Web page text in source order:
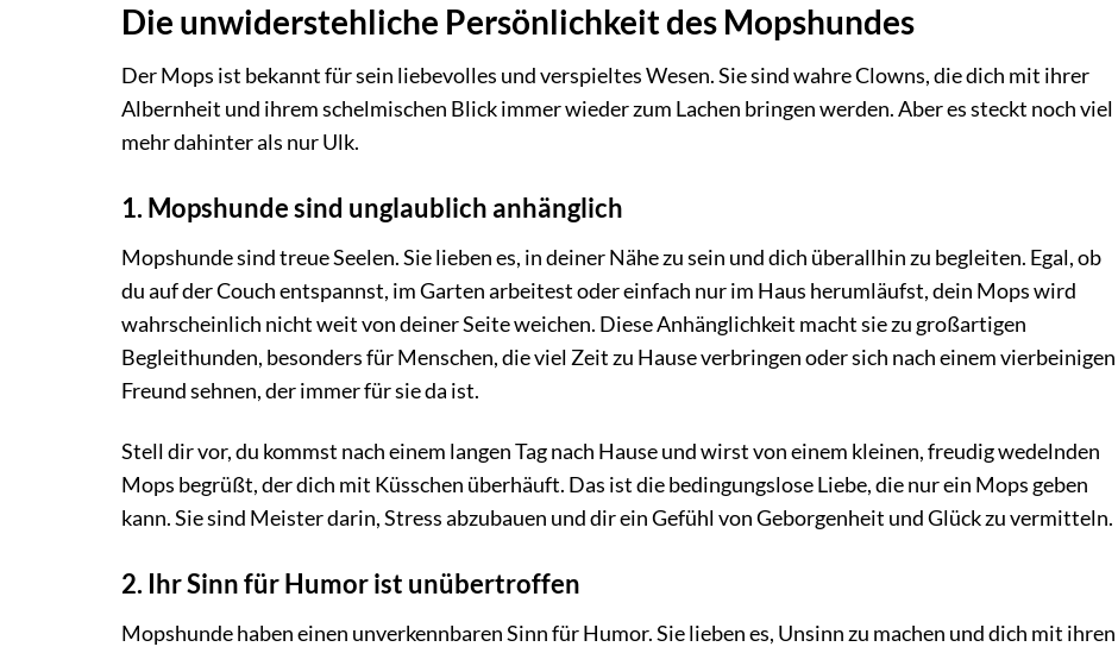
Die unwiderstehliche Persönlichkeit des Mopshundes
Der Mops ist bekannt für sein liebevolles und verspieltes Wesen. Sie sind wahre Clowns, die dich mit ihrer
Albernheit und ihrem schelmischen Blick immer wieder zum Lachen bringen werden. Aber es steckt noch viel
mehr dahinter als nur Ulk.
1. Mopshunde sind unglaublich anhänglich
Mopshunde sind treue Seelen. Sie lieben es, in deiner Nähe zu sein und dich überallhin zu begleiten. Egal, ob
du auf der Couch entspannst, im Garten arbeitest oder einfach nur im Haus herumläufst, dein Mops wird
wahrscheinlich nicht weit von deiner Seite weichen. Diese Anhänglichkeit macht sie zu großartigen
Begleithunden, besonders für Menschen, die viel Zeit zu Hause verbringen oder sich nach einem vierbeinigen
Freund sehnen, der immer für sie da ist.
Stell dir vor, du kommst nach einem langen Tag nach Hause und wirst von einem kleinen, freudig wedelnden
Mops begrüßt, der dich mit Küsschen überhäuft. Das ist die bedingungslose Liebe, die nur ein Mops geben
kann. Sie sind Meister darin, Stress abzubauen und dir ein Gefühl von Geborgenheit und Glück zu vermitteln.
2. Ihr Sinn für Humor ist unübertroffen
Mopshunde haben einen unverkennbaren Sinn für Humor. Sie lieben es, Unsinn zu machen und dich mit ihren